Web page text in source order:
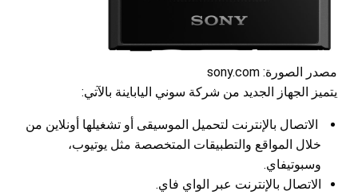
مصدر الصورة: sony.com
يتميز الجهاز الجديد من شركة سوني الياباينة بالآتي:
الاتصال بالإنترنت لتحميل الموسيقى أو تشغيلها أونلاين من
خلال المواقع والتطبيقات المتخصصة مثل يوتيوب،
وسبوتيفاي.
الاتصال بالإنترنت عبر الواي فاي.